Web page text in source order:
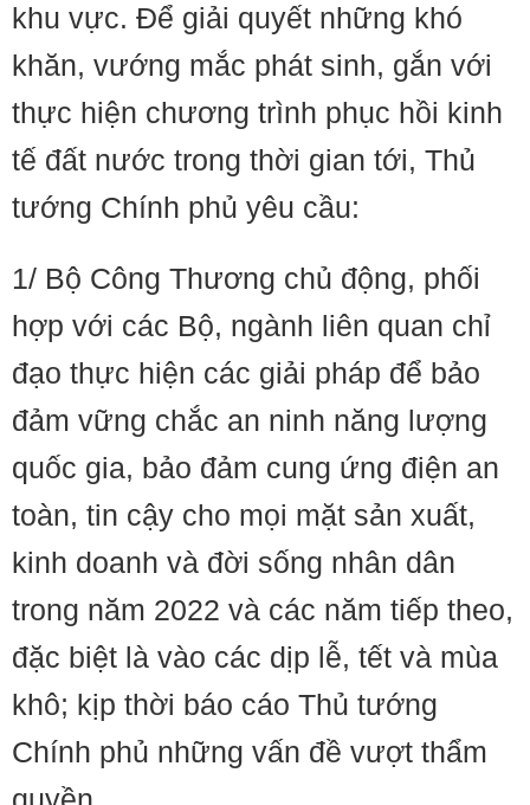
khu vực. Để giải quyết những khó
khăn, vướng mắc phát sinh, gắn với
thực hiện chương trình phục hồi kinh
tế đất nước trong thời gian tới, Thủ
tướng Chính phủ yêu cầu:
1/ Bộ Công Thương chủ động, phối
hợp với các Bộ, ngành liên quan chỉ
đạo thực hiện các giải pháp để bảo
đảm vững chắc an ninh năng lượng
quốc gia, bảo đảm cung ứng điện an
toàn, tin cậy cho mọi mặt sản xuất,
kinh doanh và đời sống nhân dân
trong năm 2022 và các năm tiếp theo,
đặc biệt là vào các dịp lễ, tết và mùa
khô; kịp thời báo cáo Thủ tướng
Chính phủ những vấn đề vượt thẩm